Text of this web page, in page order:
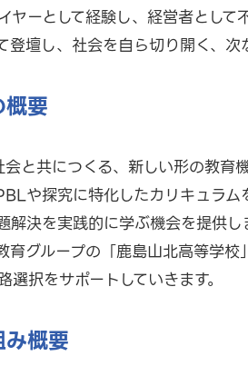
ヤーとして経験し、経営者とし
登壇し、社会を自ら切り開く、次
概要
と共につくる、新しい形の教育機
や探究に特化したカリキュラ
解決を実践的に学ぶ機会を提供
育グループの「鹿島山北高等学
択をサポートしていきます。
概要